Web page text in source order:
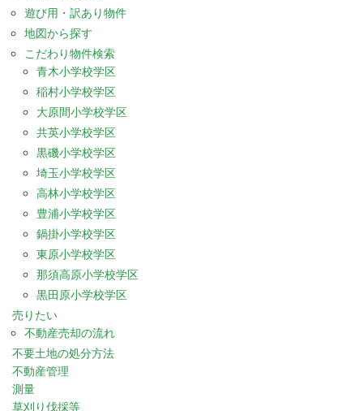
遊び用・訳あり物件
地図から探す
こだわり物件検索
青木小学校学区
稲村小学校学区
大原間小学校学区
共英小学校学区
黒磯小学校学区
埼玉小学校学区
高林小学校学区
豊浦小学校学区
鍋掛小学校学区
東原小学校学区
那須高原小学校学区
黒田原小学校学区
売りたい
不動産売却の流れ
不要土地の処分方法
不動産管理
測量
草刈り伐採等